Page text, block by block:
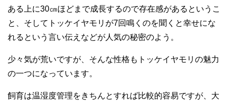
ある上に30㎝ほどまで成長するので存在感があるというこ
と、そしてトッケイヤモリが7回鳴くのを聞くと幸せにな
れるという言い伝えなどが人気の秘密のよう。
少々気が荒いですが、そんな性格もトッケイヤモリの魅力
の一つになっています。
飼育は温湿度管理をきちんとすれば比較的容易ですが、大